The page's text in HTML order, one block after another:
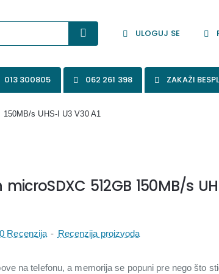
ULOGUJ SE
NADZOR
013 300805 062 261 398 ZAKAŽI
150MB/s UHS-I U3 V30 A1
512GB 150MB/s
na telefonu, a memorija se popuni pre nego što
0 Recenzija - Recenzija proizvoda